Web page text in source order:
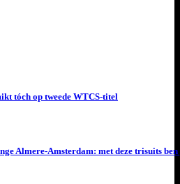
tóch op tweede WTCS-titel
Almere-Amsterdam: met deze trisuits ben